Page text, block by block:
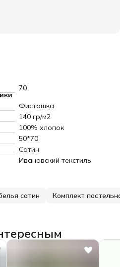
70
Фисташка
140 гр/м2
100% хлопок
50*70
Сатин
Ивановский текстиль
сатин